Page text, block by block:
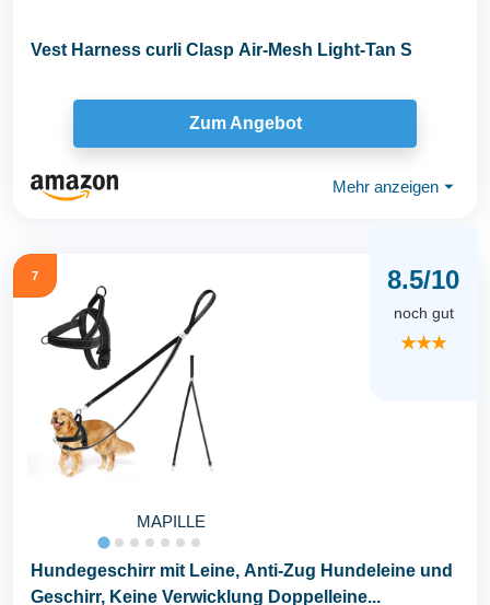
Vest Harness curli Clasp Air-Mesh Light-Tan S
Zum Angebot
Mehr anzeigen ⏷
7
MAPILLE
8.5/10
noch gut
★★★
Hundegeschirr mit Leine, Anti-Zug Hundeleine und
Geschirr, Keine Verwicklung Doppelleine...